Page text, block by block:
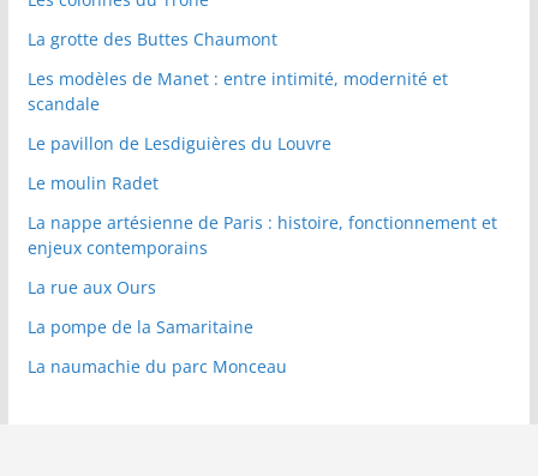
La grotte des Buttes Chaumont
Les modèles de Manet : entre intimité, modernité et
scandale
Le pavillon de Lesdiguières du Louvre
Le moulin Radet
La nappe artésienne de Paris : histoire, fonctionnement et
enjeux contemporains
La rue aux Ours
La pompe de la Samaritaine
La naumachie du parc Monceau